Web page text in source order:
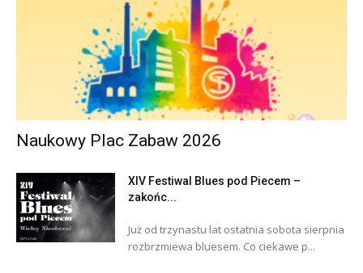
Naukowy Plac Zabaw 2026
XIV Festiwal Blues pod Piecem –
zakońc...
Już od trzynastu lat ostatnia sobota sierpnia
rozbrzmiewa bluesem. Co ciekawe p...